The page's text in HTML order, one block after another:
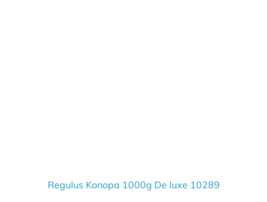
Regulus Konopa 1000g De luxe 10289